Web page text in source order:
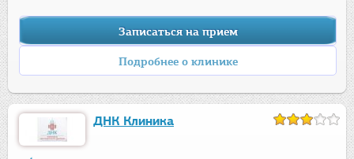
Записаться на прием
Подробнее о клинике
ДНК Клиника